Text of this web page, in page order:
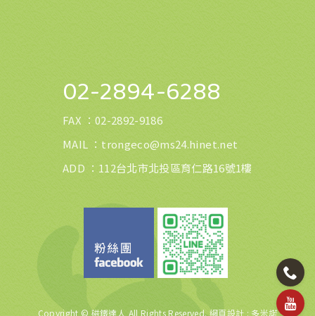
02-2894-6288
FAX ： 02-2892-9186
MAIL ： trongeco@ms24.hinet.net
ADD ：112台北市北投區育仁路16號1樓
Copyright © 磁鐵達人 All Rights Reserved. 網頁設計 : 多米諾